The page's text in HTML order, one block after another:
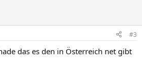
#3
das es den in Österreich net gibt